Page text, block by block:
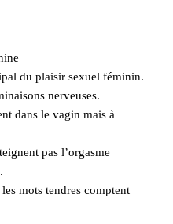
du plaisir sexuel féminin.
nerveuses.
dans le vagin mais à
pas l’orgasme
les mots tendres comptent